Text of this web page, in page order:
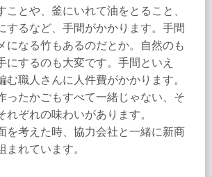
ことや、釜にいれて油をとること、
するなど、手間がかかります。手間
になる竹もあるのだとか。自然のも
にするのも大変です。手間といえ
む職人さんに人件費がかかります。
ったかごもすべて一緒じゃない、そ
れぞれの味わいがあります。
を考えた時、協力会社と一緒に新商
まれています。